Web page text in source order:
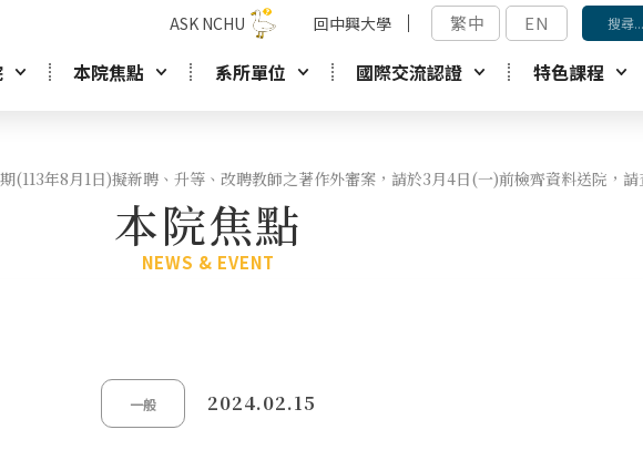
ASK NCHU 回中興大學 繁中 EN
本院焦點 系所單位 國際交流認證 特色課程
期(113年8月1日)擬新聘、升等、改聘教師之著作外審案，請於3月4日(一)前檢齊資料送院，請
本院焦點
NEWS & EVENT
一般 2024.02.15